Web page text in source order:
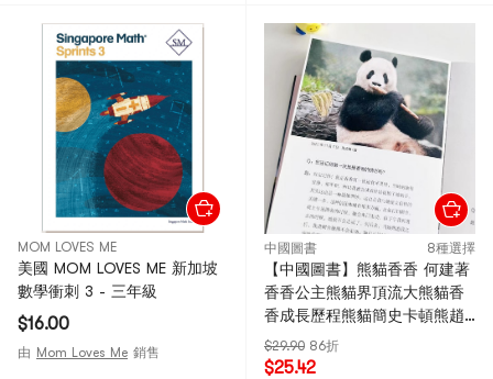
MOM LOVES ME
美國 MOM LOVES ME 新加坡
數學衝刺 3 - 三年級
$16.00
由 Mom Loves Me 銷售
中國圖書 8種選擇
【中國圖書】熊貓香香 何建著
香香公主熊貓界頂流大熊貓香
香成長歷程熊貓簡史卡頓熊趙
蘭蘭 四川人民出版社 限時搶購
中國圖書
$29.90 86折
$25.42